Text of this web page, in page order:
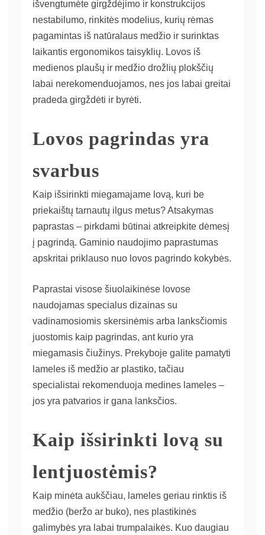
išvengtumėte girgždėjimo ir konstrukcijos
nestabilumo, rinkitės modelius, kurių rėmas
pagamintas iš natūralaus medžio ir surinktas
laikantis ergonomikos taisyklių. Lovos iš
medienos plaušų ir medžio drožlių plokščių
labai nerekomenduojamos, nes jos labai greitai
pradeda girgždėti ir byrėti.
Lovos pagrindas yra
svarbus
Kaip išsirinkti miegamajame lovą, kuri be
priekaištų tarnautų ilgus metus? Atsakymas
paprastas – pirkdami būtinai atkreipkite dėmesį
į pagrindą. Gaminio naudojimo paprastumas
apskritai priklauso nuo lovos pagrindo kokybės.
Paprastai visose šiuolaikinėse lovose
naudojamas specialus dizainas su
vadinamosiomis skersinėmis arba lanksčiomis
juostomis kaip pagrindas, ant kurio yra
miegamasis čiužinys. Prekyboje galite pamatyti
lameles iš medžio ar plastiko, tačiau
specialistai rekomenduoja medines lameles –
jos yra patvarios ir gana lanksčios.
Kaip išsirinkti lovą su
lentjuostėmis?
Kaip minėta aukščiau, lameles geriau rinktis iš
medžio (beržo ar buko), nes plastikinės
galimybės yra labai trumpalaikės. Kuo daugiau